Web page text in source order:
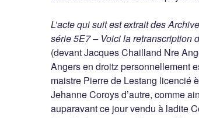
L’acte qui suit est extrait des
série 5E7 – Voici la retranscription
(devant Jacques Chailland Nre
Angers en droitz personnellement
maistre Pierre de Lestang licencié
Jehanne Coroys d’autre, comme
auparavant ce jour vendu à ladite